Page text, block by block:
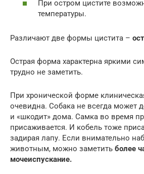
При остром цистите
температуры.
Различают две формы цистита –
Острая форма характерна яркими
трудно не заметить.
При хронической форме
очевидна. Собака не всегда может
и «шкодит» дома. Самка во время
присаживается. И кобель тоже
задирая лапу. Если внимательно
животным, можно заметить более
мочеиспускание.